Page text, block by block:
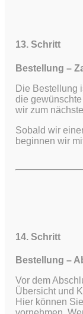
13. Schritt
Bestellung –
Die Bestellung
die
wir zum
Sobald wir
beginnen wir
14. Schritt
Bestellung –
Vor dem
Übersicht und
Hier können